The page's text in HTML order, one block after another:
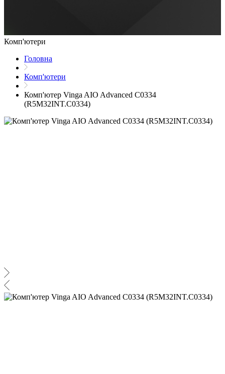
Комп'ютери
Головна
Комп'ютери
Комп'ютер Vinga AIO Advanced C0334
(R5M32INT.C0334)